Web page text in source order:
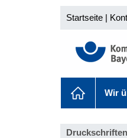
Startseite |
Wir